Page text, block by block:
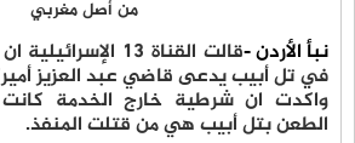
نبأ الأردن - قالت القناة 13
في تل أبيب يدعى قاضي عبد العزيز
واكدت ان شرطية خارج الخدمة
الطعن بتل أبيب هي من قتلت المنفذ.